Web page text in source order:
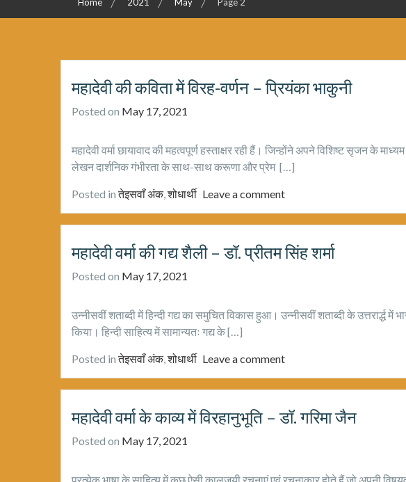
Home 2021 May Page 2
महादेवी की कविता में विरह-वर्णन – प्रियंका भाकुनी
Posted on May 17, 2021
महादेवी वर्मा छायावाद की महत्वपूर्ण हस्ताक्षर रही हैं। जिन्होंने अपने विशिष्ट सृजन के
लेखन दार्शनिक गंभीरता के साथ-साथ करूणा और प्रेम […]
Posted inतेइसवाँ अंक,शोधार्थी Leave a comment
महादेवी वर्मा की गद्य शैली – डॉ. प्रीतम सिंह शर्मा
Posted on May 17, 2021
उन्नीसवीं शताब्दी में हिन्दी गद्य का समुचित विकास हुआ। उन्नीसवीं शताब्दी के उत्तरार्द्ध में
किया। हिन्दी साहित्य में सामान्यतः गद्य के […]
Posted inतेइसवाँ अंक,शोधार्थी Leave a comment
महादेवी वर्मा के काव्य में विरहानुभूति – डॉ. गरिमा जैन
Posted on May 17, 2021